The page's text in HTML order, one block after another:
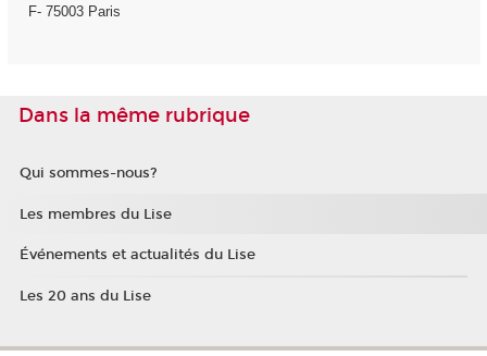
F- 75003 Paris
Dans la même rubrique
Qui sommes-nous?
Les membres du Lise
Événements et actualités du Lise
Les 20 ans du Lise